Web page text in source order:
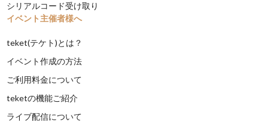
シリアルコード受け取り
イベント主催者様へ
teket(テケト)とは？
イベント作成の方法
ご利用料金について
teketの機能ご紹介
ライブ配信について